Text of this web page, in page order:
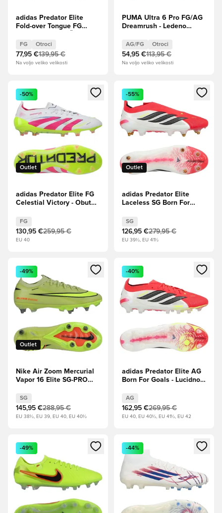
adidas Predator Elite
Fold-over Tongue FG
kovina/Obutev
Bela/Lucidno rdeča Otroci
FG Otroci
77,95 €139,95 €
Na voljo veliko velikosti
PUMA Ultra 6 Pro FG/AG
Dreamrush - Ledeno
Jewel Otroci
AG/FG Otroci
54,95 €113,95 €
Na voljo veliko velikosti
Odpre Modal za prijavo ali vpis kot član
Outlet
-50%
adidas Predator Elite FG
Celestial Victory - Obutev
roza/Lucidna limona
FG
130,95 €259,95 €
EU 40
Odpre Modal za prijavo ali
Outlet
-55%
adidas Predator Elite
Laceless SG Born For
rdeča/Jedro črna/Obutev
Bela
SG
126,95 €279,95 €
EU 39½, EU 41½
Odpre Modal za prijavo ali vpis kot član
Outlet
-49%
Nike Air Zoom Mercurial
Vapor 16 Elite SG-PRO
reflektorja/volt/Hiper
Crimson
SG
145,95 €288,95 €
EU 38½, EU 39, EU 40, EU 40½
Odpre Modal za prijavo ali
-40%
adidas Predator Elite AG
Born For Goals - Lucidno
Bela
AG
162,95 €269,95 €
EU 40, EU 40½, EU 41½, EU 42
Odpre Modal za prijavo ali vpis kot član
-49%
Odpre Modal za prijavo ali
-44%